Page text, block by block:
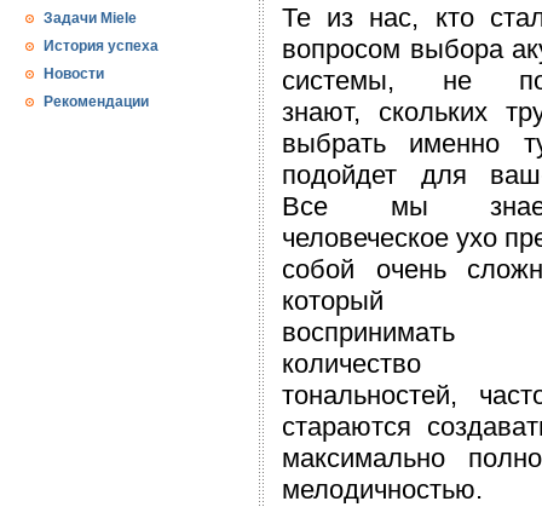
Задачи Miele
История успеха
Новости
Рекомендации
Те из нас, кто
вопросом выбора
системы, не
знают, скольких
выбрать именно
подойдет для
Все мы
человеческое ухо
собой очень
который
воспринимать
количество
тональностей,
стараются
максимально
мелодичностью.